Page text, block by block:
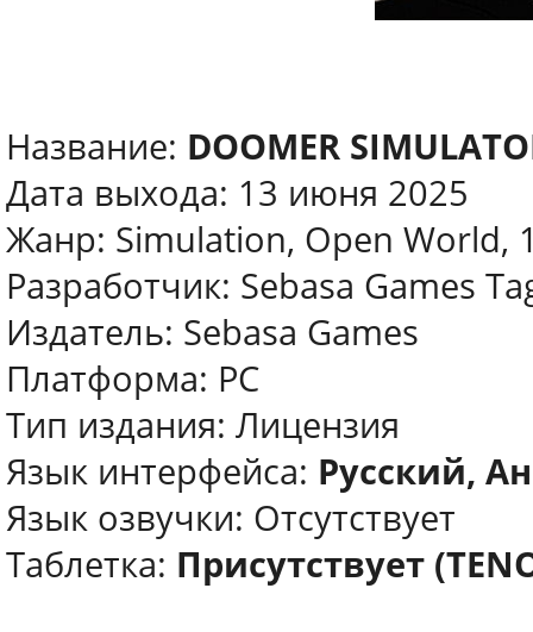
Название: DOOMER
Дата выхода: 13 июня 2025
Жанр: Simulation, Open World,
Разработчик: Sebasa Games
Издатель: Sebasa Games
Платформа: PC
Тип издания: Лицензия
Язык интерфейса: Русский,
Язык озвучки: Отсутствует
Таблетка: Присутствует